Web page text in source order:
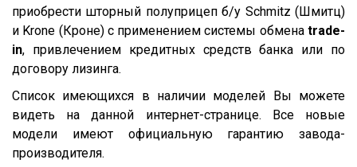
Magnum
Lander
Cargo
HD 500
544018-1320-031
5440А5-370-031
приобрести шторный полуприцеп б/у Schmitz (Шмитц)
и Krone (Кроне) с применением системы обмена trade-
in, привлечением кредитных средств банка или по
договору лизинга.
Список имеющихся в наличии моделей Вы можете
видеть на данной интернет-странице. Все новые
модели имеют официальную гарантию завода-
производителя.